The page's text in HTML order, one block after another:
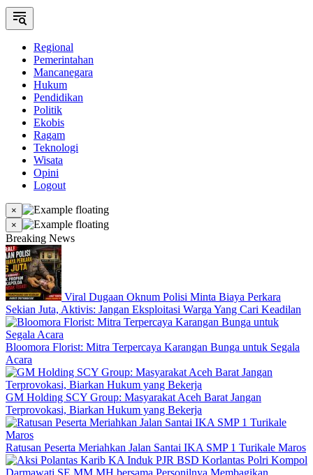
Regional
Pemerintahan
Mancanegara
Hukum
Pendidikan
Politik
Ekobis
Ragam
Teknologi
Wisata
Opini
Logout
×
×
Breaking News
Viral Dugaan Oknum Polisi Minta Biaya Perkara
Sekian Juta, Aktivis: Jangan Eksploitasi Warga Yang Cari Keadilan
Bloomora Florist: Mitra Terpercaya Karangan Bunga untuk Segala
Acara
GM Holding SCY Group: Masyarakat Aceh Barat Jangan
Terprovokasi, Biarkan Hukum yang Bekerja
Ratusan Peserta Meriahkan Jalan Santai IKA SMP 1 Turikale Maros